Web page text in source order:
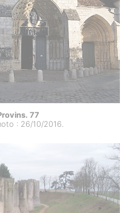
77
: 26/10/2016.